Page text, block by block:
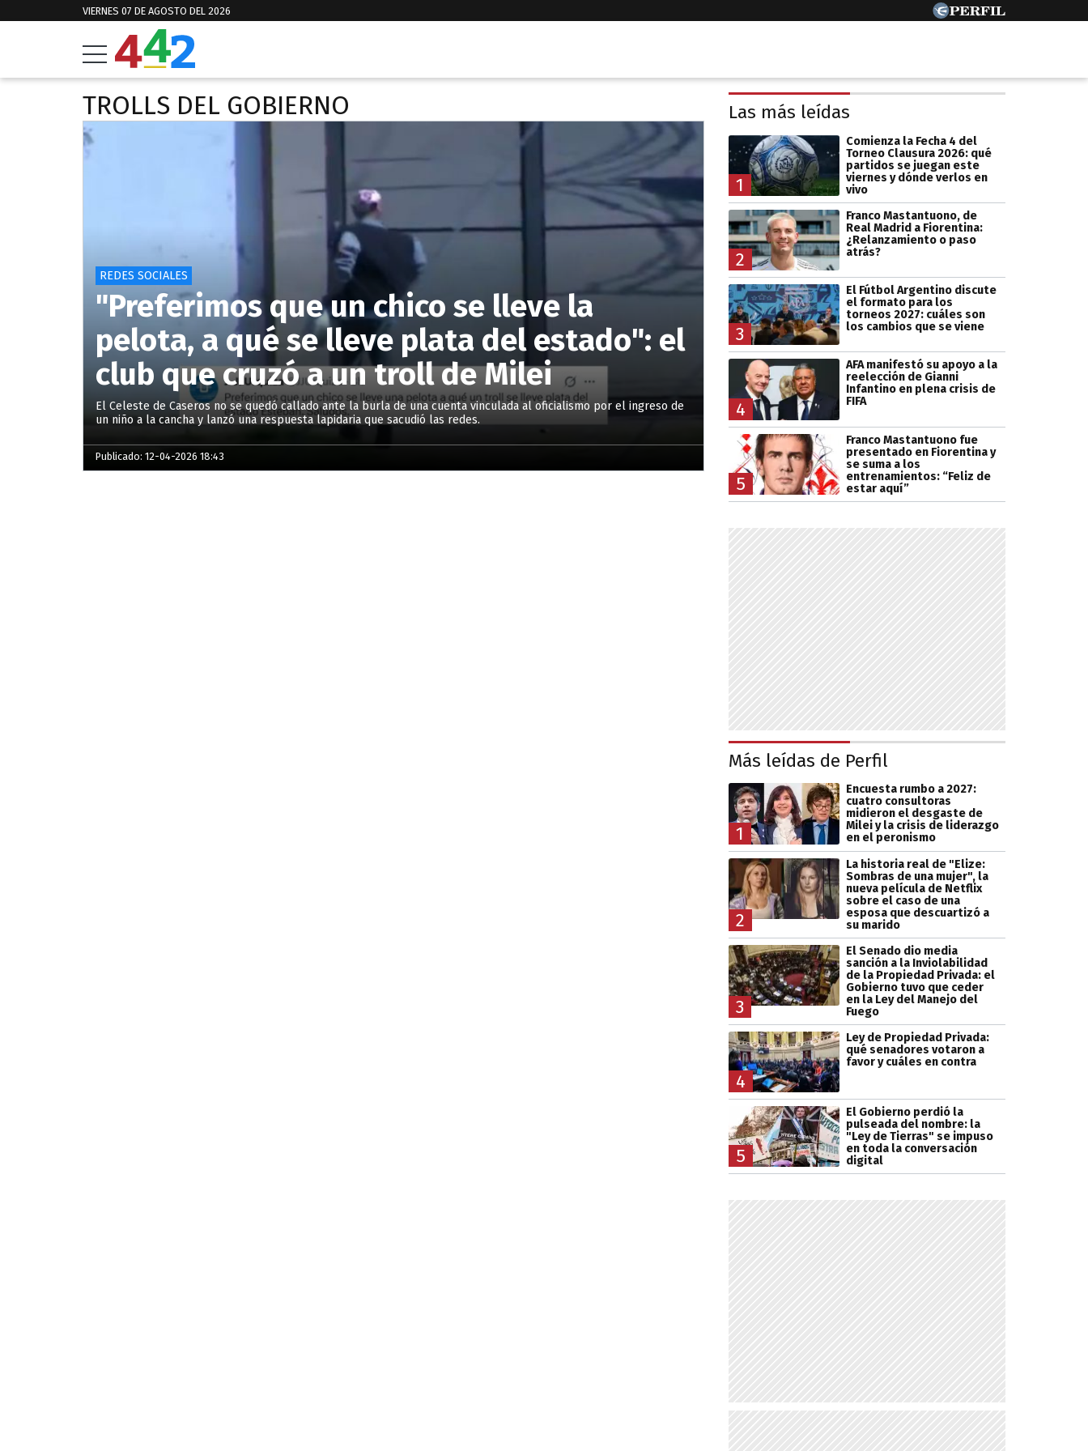
VIERNES 07 DE AGOSTO DEL 2026
TROLLS DEL GOBIERNO
REDES SOCIALES
"Preferimos que un chico se lleve la
pelota, a qué se lleve plata del estado": el
club que cruzó a un troll de Milei
El Celeste de Caseros no se quedó callado ante la burla de una cuenta vinculada al oficialismo por el ingreso de
un niño a la cancha y lanzó una respuesta lapidaria que sacudió las redes.
Publicado: 12-04-2026 18:43
Las más leídas
1
Comienza la Fecha 4 del
Torneo Clausura 2026: qué
partidos se juegan este
viernes y dónde verlos en
vivo
2
Franco Mastantuono, de
Real Madrid a Fiorentina:
¿Relanzamiento o paso
atrás?
3
El Fútbol Argentino discute
el formato para los
torneos 2027: cuáles son
los cambios que se viene
4
AFA manifestó su apoyo a la
reelección de Gianni
Infantino en plena crisis de
FIFA
5
Franco Mastantuono fue
presentado en Fiorentina y
se suma a los
entrenamientos: “Feliz de
estar aquí”
Más leídas de Perfil
1
Encuesta rumbo a 2027:
cuatro consultoras
midieron el desgaste de
Milei y la crisis de liderazgo
en el peronismo
2
La historia real de "Elize:
Sombras de una mujer", la
nueva película de Netflix
sobre el caso de una
esposa que descuartizó a
su marido
3
El Senado dio media
sanción a la Inviolabilidad
de la Propiedad Privada: el
Gobierno tuvo que ceder
en la Ley del Manejo del
Fuego
4
Ley de Propiedad Privada:
qué senadores votaron a
favor y cuáles en contra
5
El Gobierno perdió la
pulseada del nombre: la
"Ley de Tierras" se impuso
en toda la conversación
digital